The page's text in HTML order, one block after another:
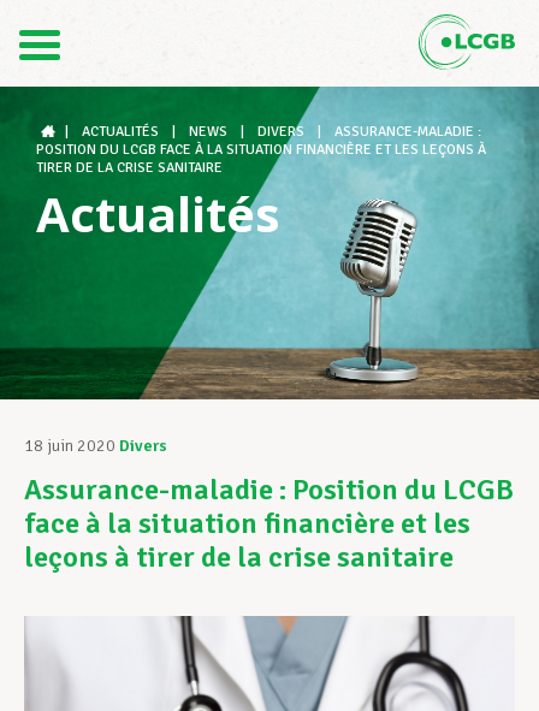
DE
Le LCGB
Structures syndicales
Assistance au Travail
Vos droits
Développement professionnel
ACTUALITÉS NEWS DIVERS
ASSURANCE-MALADIE :
POSITION DU LCGB FACE À LA SITUATION FINANCIÈRE ET LES LEÇONS À
TIRER DE LA CRISE SANITAIRE
Actualités
18 juin 2020 Divers
Assurance-maladie : Position du LCGB
face à la situation financière et les
leçons à tirer de la crise sanitaire